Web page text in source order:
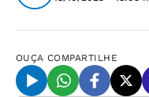
OUÇA COMPARTILHE